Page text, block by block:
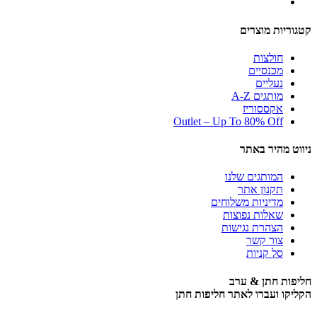
קטגוריות מוצרים
חולצות
מכנסיים
נעליים
מותגים A-Z
אקססוריז
Outlet – Up To 80% Off
ניווט מהיר באתר
המותגים שלנו
תקנון אתר
מדיניות משלוחים
שאלות נפוצות
הצהרת נגישות
צור קשר
סל קניות
חליפות חתן & ערב
הקליקו ועברו לאתר חליפות חתן